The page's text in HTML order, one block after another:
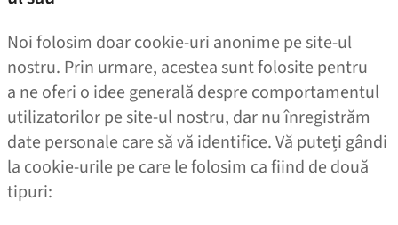
Noi folosim doar cookie-uri anonime pe site-ul
nostru. Prin urmare, acestea sunt folosite pentru
a ne oferi o idee generală despre comportamentul
utilizatorilor pe site-ul nostru, dar nu înregistrăm
date personale care să vă identifice. Vă puteți gândi
la cookie-urile pe care le folosim ca fiind de două
tipuri: